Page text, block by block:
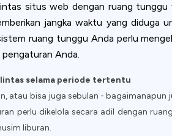
situs web dengan ruang tunggu
jangka waktu yang diduga
ruang tunggu Anda perlu
Anda.
selama periode tertentu
atau bisa juga sebulan -
perlu dikelola secara adil dengan
liburan.